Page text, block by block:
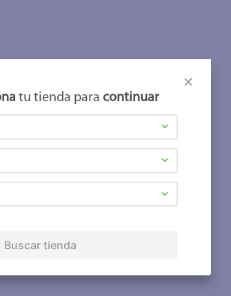
tu tienda para continuar
Buscar tienda